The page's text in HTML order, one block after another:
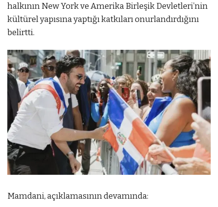
halkının New York ve Amerika Birleşik Devletleri’nin
kültürel yapısına yaptığı katkıları onurlandırdığını
belirtti.
Mamdani, açıklamasının devamında: